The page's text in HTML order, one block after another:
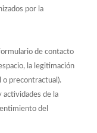
por la
de contacto
la legitimación
o precontractual).
actividades de la
del